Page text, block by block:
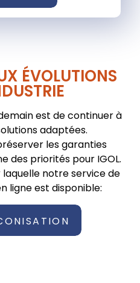
ÉVOLUTIONS
est de continuer à
adaptées.
les garanties
des priorités pour IGOL.
laquelle notre service de
ligne est disponible: